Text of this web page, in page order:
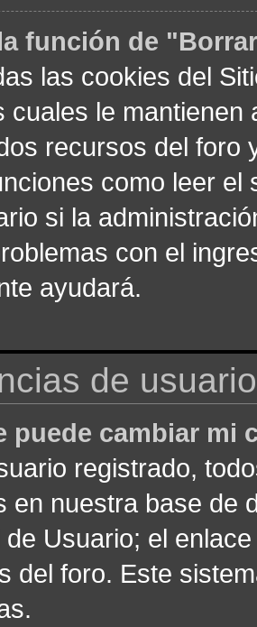
función de
las cookies del
cuales le
recursos del foro
como leer el
si la
con el
ayudará.
de
puede cambiar mi
registrado,
en nuestra base de
de Usuario; el
del foro. Este